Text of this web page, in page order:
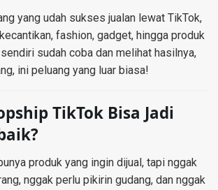
yang udah sukses jualan lewat TikTok,
fashion, gadget, hingga produk
sudah coba dan melihat hasilnya,
ini peluang yang luar biasa!
TikTok Bisa Jadi
produk yang ingin dijual, tapi nggak
nggak perlu pikirin gudang, dan nggak